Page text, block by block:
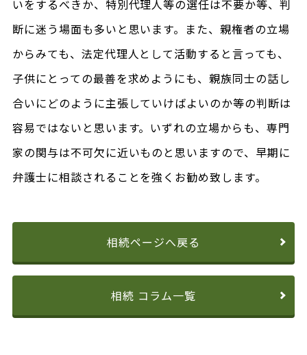
いをするべきか、特別代理人等の選任は不要か等、判
断に迷う場面も多いと思います。また、親権者の立場
からみても、法定代理人として活動すると言っても、
子供にとっての最善を求めようにも、親族同士の話し
合いにどのように主張していけばよいのか等の判断は
容易ではないと思います。いずれの立場からも、専門
家の関与は不可欠に近いものと思いますので、早期に
弁護士に相談されることを強くお勧め致します。
相続ページへ戻る
相続 コラム一覧